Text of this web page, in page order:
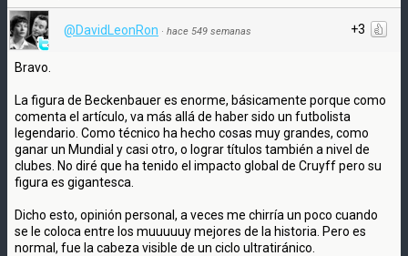
+3
@DavidLeonRon · hace 549 semanas
Bravo.
La figura de Beckenbauer es enorme, básicamente porque como
comenta el artículo, va más allá de haber sido un futbolista
legendario. Como técnico ha hecho cosas muy grandes, como
ganar un Mundial y casi otro, o lograr títulos también a nivel de
clubes. No diré que ha tenido el impacto global de Cruyff pero su
figura es gigantesca.
Dicho esto, opinión personal, a veces me chirría un poco cuando
se le coloca entre los muuuuuy mejores de la historia. Pero es
normal, fue la cabeza visible de un ciclo ultratiránico.